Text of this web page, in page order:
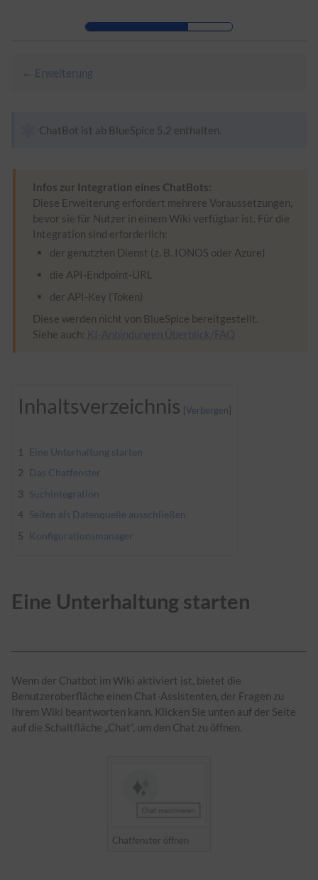
Zur Hauptnavigation
← Erweiterung
ChatBot ist ab BlueSpice 5.2 enthalten.
Infos zur Integration eines ChatBots:
Diese Erweiterung erfordert mehrere Voraussetzungen,
bevor sie für Nutzer in einem Wiki verfügbar ist. Für die
Integration sind erforderlich:
der genutzten Dienst (z. B. IONOS oder Azure)
die API-Endpoint-URL
der API-Key (Token)
Diese werden nicht von BlueSpice bereitgestellt.
Siehe auch: KI-Anbindungen Überblick/FAQ
Inhaltsverzeichnis
1
Eine Unterhaltung starten
2 Das Chatfenster
3 Suchintegration
4 Seiten als Datenquelle ausschließen
5
Konfigurationsmanager
Eine Unterhaltung starten
Wenn der Chatbot im Wiki aktiviert ist, bietet die
Benutzeroberfläche einen Chat-Assistenten, der Fragen zu
Ihrem Wiki beantworten kann. Klicken Sie unten auf der Seite
auf die Schaltfläche „Chat“, um den Chat zu öffnen.
Chatfenster öffnen